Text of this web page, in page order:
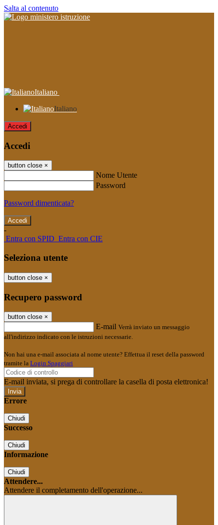
Salta al contenuto
Italiano
Italiano
Accedi
Accedi
button close ×
Nome Utente
Password
Password dimenticata?
-
Entra con SPID Entra con CIE
Seleziona utente
button close ×
Recupero password
button close ×
E-mail Verrà inviato un messaggio
all'indirizzo indicato con le istruzioni necessarie.
Non hai una e-mail associata al nome utente? Effettua il reset della password
tramite la Login Spaggiari
E-mail inviata, si prega di controllare la casella di posta elettronica!
Errore
Chiudi
Successo
Chiudi
Informazione
Chiudi
Attendere...
Attendere il completamento dell'operazione...